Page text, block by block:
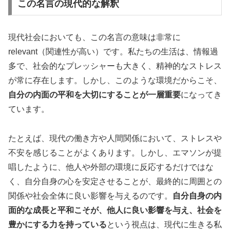
この名言の現代的な解釈
現代社会においても、この名言の意味は非常に
relevant（関連性が高い）です。私たちの生活は、情報過
多で、社会的なプレッシャーも大きく、精神的なストレス
が常に存在します。しかし、このような環境だからこそ、
自分の内面の平和を大切にすることが一層重要になってき
ています。
たとえば、現代の働き方や人間関係において、ストレスや
不安を感じることがよくあります。しかし、エマソンが提
唱したように、他人や外部の環境に反応するだけではな
く、自分自身の心を安定させることが、最終的に周囲との
関係や社会全体に良い影響を与えるのです。
自分自身の内
面的な成長と平和こそが、他人に良い影響を与え、社会を
豊かにする力を持っているという視点は、現代に生きる私